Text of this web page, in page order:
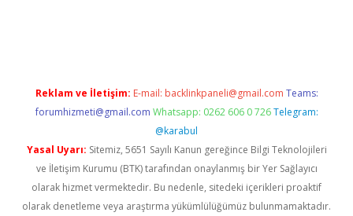
Reklam ve İletişim: E-mail: backlinkpaneli@gmail.com Teams:
forumhizmeti@gmail.com Whatsapp: 0262 606 0 726 Telegram:
@karabul
Yasal Uyarı: Sitemiz, 5651 Sayılı Kanun gereğince Bilgi Teknolojileri
ve İletişim Kurumu (BTK) tarafından onaylanmış bir Yer Sağlayıcı
olarak hizmet vermektedir. Bu nedenle, sitedeki içerikleri proaktif
olarak denetleme veya araştırma yükümlülüğümüz bulunmamaktadır.